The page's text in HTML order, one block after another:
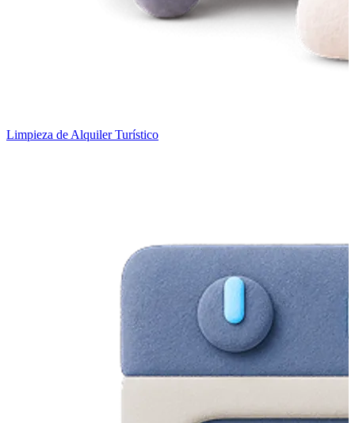
Limpieza de Alquiler Turístico